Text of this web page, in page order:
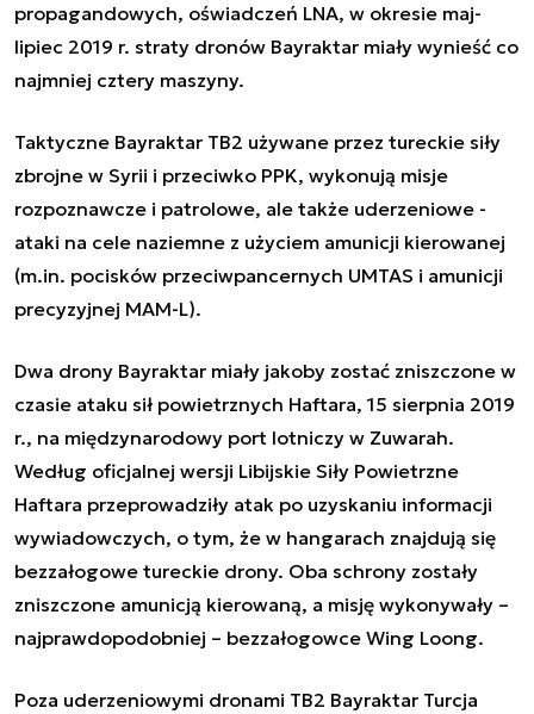
propagandowych, oświadczeń LNA, w okresie maj-
lipiec 2019 r. straty dronów Bayraktar miały wynieść co
najmniej cztery maszyny.
Taktyczne Bayraktar TB2 używane przez tureckie siły
zbrojne w Syrii i przeciwko PPK, wykonują misje
rozpoznawcze i patrolowe, ale także uderzeniowe -
ataki na cele naziemne z użyciem amunicji kierowanej
(m.in. pocisków przeciwpancernych UMTAS i amunicji
precyzyjnej MAM-L).
Dwa drony Bayraktar miały jakoby zostać zniszczone w
czasie ataku sił powietrznych Haftara, 15 sierpnia 2019
r., na międzynarodowy port lotniczy w Zuwarah.
Według oficjalnej wersji Libijskie Siły Powietrzne
Haftara przeprowadziły atak po uzyskaniu informacji
wywiadowczych, o tym, że w hangarach znajdują się
bezzałogowe tureckie drony. Oba schrony zostały
zniszczone amunicją kierowaną, a misję wykonywały –
najprawdopodobniej – bezzałogowce Wing Loong.
Poza uderzeniowymi dronami TB2 Bayraktar Turcja